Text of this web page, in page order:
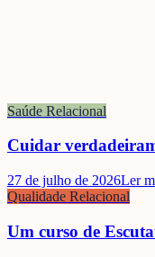
Saúde Relacional
Cuidar
27 de julho de 2026Ler
Qualidade Relacional
Um curso de